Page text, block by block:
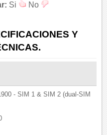
Si No
Y
- SIM 1 & SIM 2 (dual-SIM